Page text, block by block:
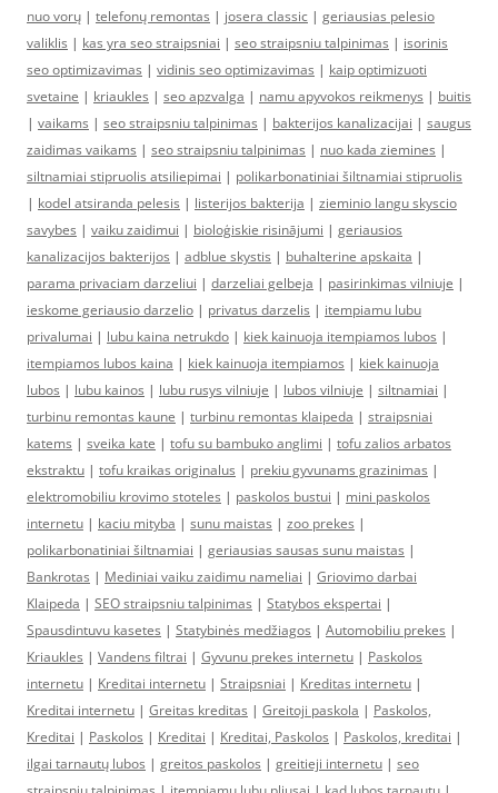
nuo vorų | telefonų remontas | josera classic | geriausias pelesio
valiklis | kas yra seo straipsniai | seo straipsniu talpinimas | isorinis
seo optimizavimas | vidinis seo optimizavimas | kaip optimizuoti
svetaine | kriaukles | seo apzvalga | namu apyvokos reikmenys | buitis
| vaikams | seo straipsniu talpinimas | bakterijos kanalizacijai | saugus
zaidimas vaikams | seo straipsniu talpinimas | nuo kada ziemines |
siltnamiai stipruolis atsiliepimai | polikarbonatiniai šiltnamiai stipruolis
| kodel atsiranda pelesis | listerijos bakterija | zieminio langu skyscio
savybes | vaiku zaidimui | bioloģiskie risinājumi | geriausios
kanalizacijos bakterijos | adblue skystis | buhalterine apskaita |
parama privaciam darzeliui | darzeliai gelbeja | pasirinkimas vilniuje |
ieskome geriausio darzelio | privatus darzelis | itempiamu lubu
privalumai | lubu kaina netrukdo | kiek kainuoja itempiamos lubos |
itempiamos lubos kaina | kiek kainuoja itempiamos | kiek kainuoja
lubos | lubu kainos | lubu rusys vilniuje | lubos vilniuje | siltnamiai |
turbinu remontas kaune | turbinu remontas klaipeda | straipsniai
katems | sveika kate | tofu su bambuko anglimi | tofu zalios arbatos
ekstraktu | tofu kraikas originalus | prekiu gyvunams grazinimas |
elektromobiliu krovimo stoteles | paskolos bustui | mini paskolos
internetu | kaciu mityba | sunu maistas | zoo prekes |
polikarbonatiniai šiltnamiai | geriausias sausas sunu maistas |
Bankrotas | Mediniai vaiku zaidimu nameliai | Griovimo darbai
Klaipeda | SEO straipsniu talpinimas | Statybos ekspertai |
Spausdintuvu kasetes | Statybinės medžiagos | Automobiliu prekes |
Kriaukles | Vandens filtrai | Gyvunu prekes internetu | Paskolos
internetu | Kreditai internetu | Straipsniai | Kreditas internetu |
Kreditai internetu | Greitas kreditas | Greitoji paskola | Paskolos,
Kreditai | Paskolos | Kreditai | Kreditai, Paskolos | Paskolos, kreditai |
ilgai tarnautų lubos | greitos paskolos | greitieji internetu | seo